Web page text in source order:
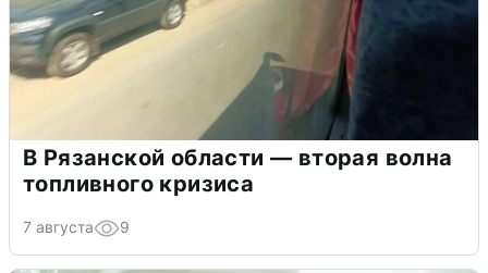
В Рязанской области — вторая волна
топливного кризиса
7 августа 9